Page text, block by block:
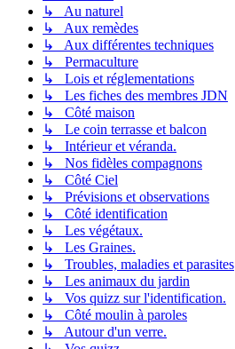
↳ Au naturel
↳ Aux remèdes
↳ Aux différentes techniques
↳ Permaculture
↳ Lois et réglementations
↳ Les fiches des membres JDN
↳ Côté maison
↳ Le coin terrasse et balcon
↳ Intérieur et véranda.
↳ Nos fidèles compagnons
↳ Côté Ciel
↳ Prévisions et observations
↳ Côté identification
↳ Les végétaux.
↳ Les Graines.
↳ Troubles, maladies et parasites
↳ Les animaux du jardin
↳ Vos quizz sur l'identification.
↳ Côté moulin à paroles
↳ Autour d'un verre.